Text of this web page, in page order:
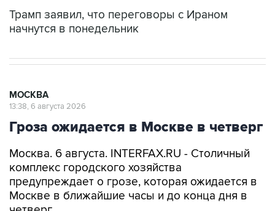
Трамп заявил, что переговоры с Ираном
начнутся в понедельник
МОСКВА
13:38, 6 августа 2026
Гроза ожидается в Москве в четверг
Москва. 6 августа. INTERFAX.RU - Столичный
комплекс городского хозяйства
предупреждает о грозе, которая ожидается в
Москве в ближайшие часы и до конца дня в